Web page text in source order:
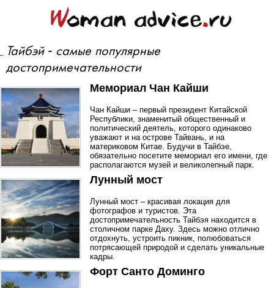
Тайбэй - самые популярные
достопримечательности
Мемориал Чан Кайши
Чан Кайши – первый президент Китайской
Республики, знаменитый общественный и
политический деятель, которого одинаково
уважают и на острове Тайвань, и на
материковом Китае. Будучи в Тайбэе,
обязательно посетите мемориал его имени, где
располагаются музей и великолепный парк.
Лунный мост
Лунный мост – красивая локация для
фотографов и туристов. Эта
достопримечательность Тайбэя находится в
столичном парке Даху. Здесь можно отлично
отдохнуть, устроить пикник, полюбоваться
потрясающей природой и сделать уникальные
кадры.
Форт Санто Доминго